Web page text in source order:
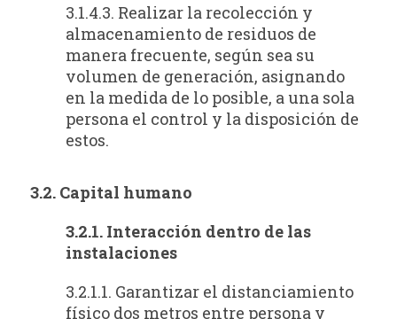
3.1.4.3. Realizar la recolección y
almacenamiento de residuos de
manera frecuente, según sea su
volumen de generación, asignando
en la medida de lo posible, a una sola
persona el control y la disposición de
estos.
3.2. Capital humano
3.2.1. Interacción dentro de las
instalaciones
3.2.1.1. Garantizar el distanciamiento
físico dos metros entre persona y